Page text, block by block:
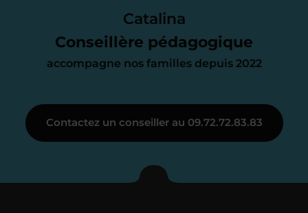
Catalina
Conseillère pédagogique
accompagne nos familles depuis 2022
parfait. À partir de maintenant nous
nous occupons de tout.
Je vous présente votre
enseignant sous 72
Contactez un conseiller au 09.72.72.83.83